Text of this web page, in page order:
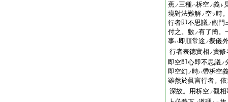
蕉ノ三種ハ柝空ノ義 ト
境對法難解ノ 空ヲ時
行者即不思議ノ觀門
付之。數ノ有了簡。
事ハ即順常途 ノ擬儀
行者表徳實相 ノ實修
即空即心即不思議ノ
即空幻 ノ時ハ帶柝空
雖然於眞言行者。
深故。用柝空ノ觀相